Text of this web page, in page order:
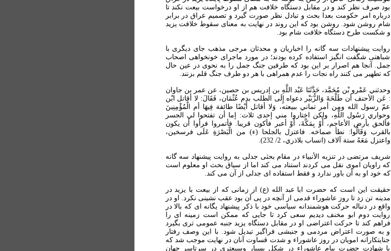
بود صرف نظر کند و در مقابل دستگاه خلافت هم از او درخواست بيعت نکند تا
درباره امر حکومت بعدا بحث و تبادل نظر صورت گيرد و تصميم عراق در برابر
شام روشن شود. روشن بود که این روند در نهایت به معنای سقوط خلافت یزید
و شکست طرح دستگاه خلافت شام بود.
روايت پيشنهادات سه گانه را اخباريان و محدثان مرجی مذهب جای ديگری با
شباهتی شگفت انگيز استفاده کرده بودند؛ در مورد ماجرای خونخواهی اصحاب
جمل. آنجا هم اصرار بر اين بود که طرفين جنگ جمل را به نحوی در عين حال
که تطهير می کنند راه نجات را عدم همراهی با هر دو طرف جنگ قلم بزنند.
وحدثني عَمْرو بْن مُحَمَّد، حَدَّثَنَا عَبْد اللَّهِ بن إدريس بن حصين، عن عمر بن جاوان
: عَن الأحنف أن طَلْحَةَ وَالزُّبَيْر دعواه إِلَى الطلب بدم عُثْمَان، فَقَالَ: لا أقاتل ابْن
عمّ رسول الله ومن أمر تماني ببيعته، وَلا أقاتل أَيْضًا طائفة فِيهَا أم الْمُؤْمِنِينَ
وحواري رَسُول اللَّهِ، ولكن اختاروا مني إحدى ثلاث: إما أن تفتحوا لي الجسر
فألحق بأرض الأعاجم، أَوْ بِمَكَّةَ، أَوْ أعبر فأكون قريبا. فأتمروا فرأوا أن يكون
بالقرب وَقَالُوا: نطأ صماخه. فاعتزل بالجلحا (ء) من الْبَصْرَةِ عَلَى فرسخين،
واعتزل مَعَهُ ستة آلاف (انساب بلاذري، 2/ 232).
شريف مرتضی در تنزيه الأنبياء در مقام بحثی جدلی به روايت پيشنهاد سه گانه
که راويان اموی نقل می کردند استناد می کند اما از سياق بحث او معلوم است
که خود او به آن باور ندارد و فقط استفاده ای جدلی از آن می کند.
حقيقت اين است که حضرت ابا عبد الله (ع) از زمانی که از بيعت با يزيد در
مدينه تن زد تا روز عاشوراء قدمی از آنچه در پی آن بود عقب نشينی نکرد. او در
واقع در دنباله حرکت هوشمندانه سياسی خود با ذکر پيشنهاد يگانه ای که بالا در
روايت دوم ابو مخنف ديديم سعی کرد تا جایی که ممکن است زمينه ای را
فراهم کند تا حرکت اعتراضی او در مقابل دستگاه يزيد جنبه عمومی تری بگيرد
و به صورت اعتراض مردمی و جنبشی فراگير تبديل شود. با اين وصف رفتار
جنايتکارانه امويان در روز عاشوراء و شدت قساوت آنان در نهايت موجب شد که
با شهادت حضرت پيام عاشوراء در شکل بسيار وسيعتری در سرتاسر جهان